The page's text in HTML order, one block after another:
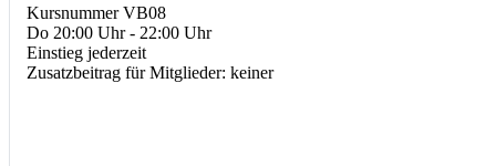
Kursnummer VB08
Do 20:00 Uhr - 22:00 Uhr
Einstieg jederzeit
Zusatzbeitrag für Mitglieder: keiner